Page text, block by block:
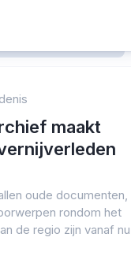
maakt
oude documenten,
rondom het
de regio zijn vanaf nu